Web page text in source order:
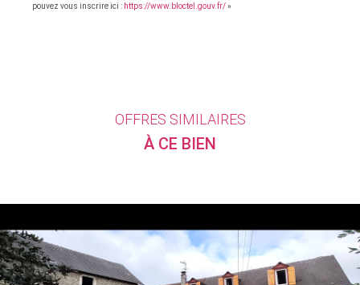
pouvez vous inscrire ici : https://www.bloctel.gouv.fr/»
OFFRES SIMILAIRES
À CE BIEN